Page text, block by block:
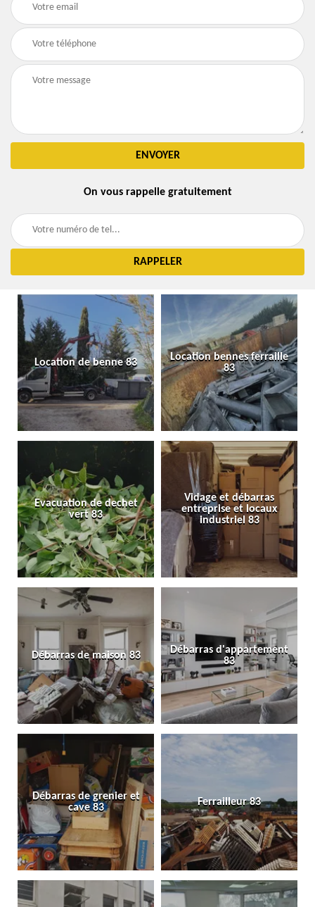
On vous rappelle gratuitement
Location de benne 83
Location bennes ferraille
83
Evacuation de dechet
vert 83
Vidage et débarras
entreprise et locaux
industriel 83
Débarras de maison 83
Débarras d'appartement
83
Débarras de grenier et
cave 83
Ferrailleur 83